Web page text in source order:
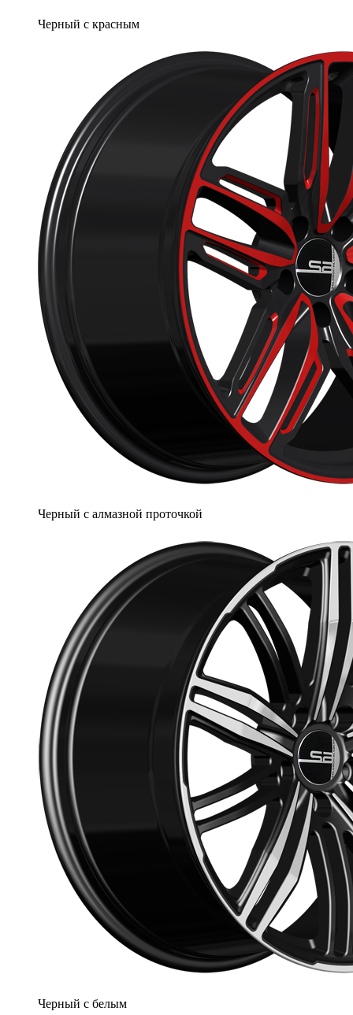
Черный с красным
Черный с алмазной проточкой
Черный с белым